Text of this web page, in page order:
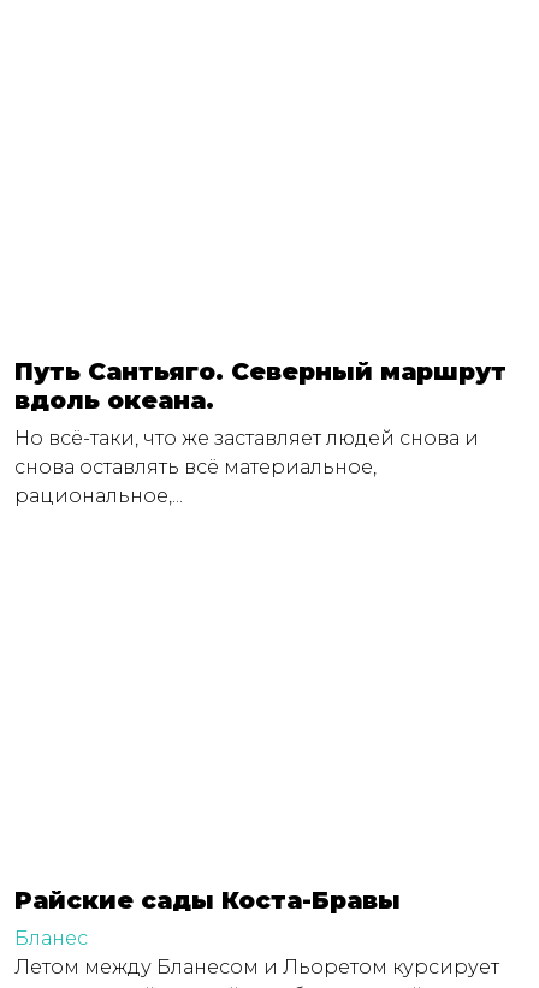
Путь Сантьяго. Северный маршрут
вдоль океана.
Но всё-таки, что же заставляет людей снова и
снова оставлять всё материальное,
рациональное,...
Райские сады Коста-Бравы
Бланес
Летом между Бланесом и Льоретом курсирует